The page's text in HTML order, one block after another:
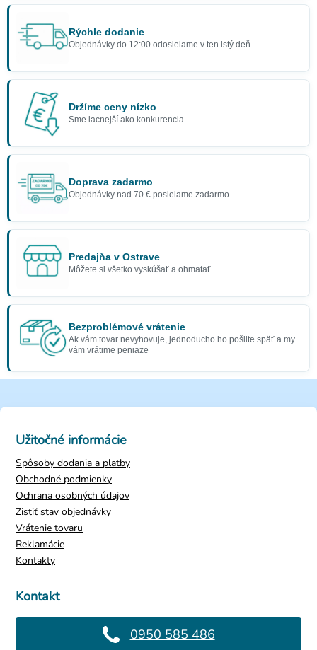
Rýchle dodanie
Objednávky do 12:00 odosielame v ten istý deň
Držíme ceny nízko
Sme lacnejší ako konkurencia
Doprava zadarmo
Objednávky nad 70 € posielame zadarmo
Predajňa v Ostrave
Môžete si všetko vyskúšať a ohmatať
Bezproblémové vrátenie
Ak vám tovar nevyhovuje, jednoducho ho pošlite späť a my
vám vrátime peniaze
Kontakt
0950 585 486
Užitočné informácie
Spôsoby dodania a platby
Obchodné podmienky
Ochrana osobných údajov
Zistiť stav objednávky
Vrátenie tovaru
Reklamácie
Kontakty